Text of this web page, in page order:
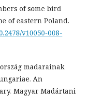
of some bird
of eastern Poland.
v10050-008-
madarainak
An
Magyar Madártani